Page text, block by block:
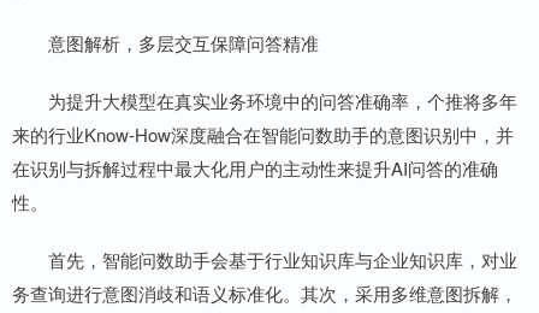
意图解析，多层交互保障问答精准
为提升大模型在真实业务环境中的问答准确率，个推将多年
来的行业Know-How深度融合在智能问数助手的意图识别中，并
在识别与拆解过程中最大化用户的主动性来提升AI问答的准确
性。
首先，智能问数助手会基于行业知识库与企业知识库，对业
务查询进行意图消歧和语义标准化。其次，采用多维意图拆解，